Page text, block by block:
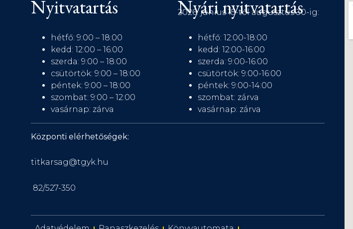
Nyitvatartás
hétfő: 9:00 – 18:00
kedd: 12:00 – 16:00
szerda: 9:00 – 18:00
csütörtök: 9:00 – 18:00
péntek: 9:00 – 18:00
szombat: 9:00 – 12:00
vasárnap: zárva
Nyári nyitvatartás
2026. június 15-től augusztus 30-ig:
hétfő: 12:00-18:00
kedd: 12:00-16:00
szerda: 9:00-16:00
csütörtök: 9:00-16:00
péntek: 9:00-14:00
szombat: zárva
vasárnap: zárva
Központi elérhetőségek:
titkarsag@tgyk.hu
82/527-350